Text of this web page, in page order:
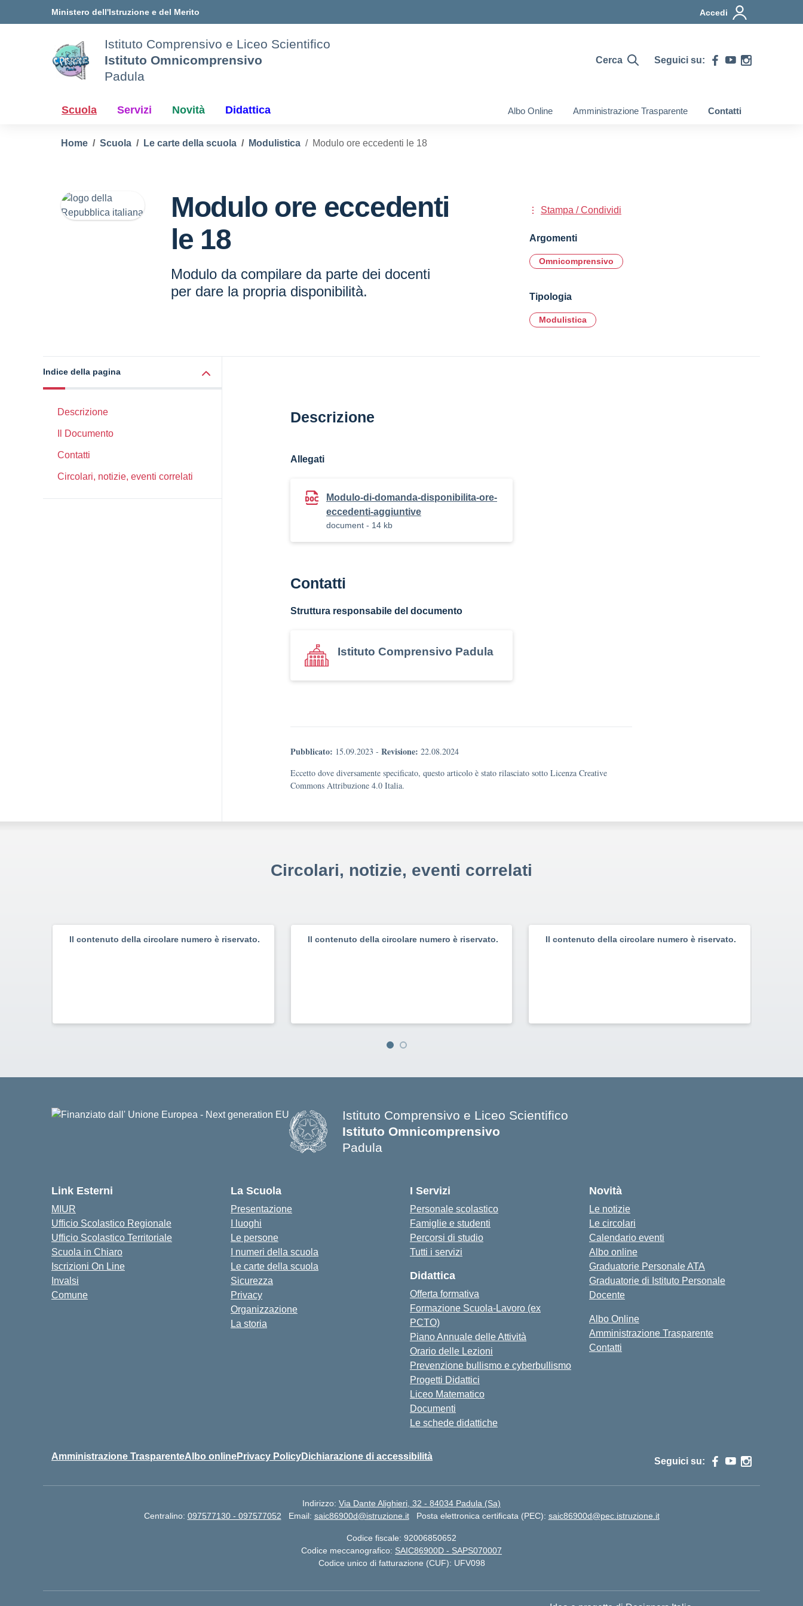
Ministero dell'Istruzione e del Merito Accedi
Istituto Comprensivo e Liceo Scientifico
Istituto Omnicomprensivo
Padula
Cerca Seguici su:
Scuola Servizi Novità Didattica Albo Online Amministrazione Trasparente Contatti
Home Scuola Le carte della scuola Modulistica Modulo ore eccedenti le 18
Modulo ore eccedenti
le 18
Modulo da compilare da parte dei docenti
per dare la propria disponibilità.
Stampa / Condividi
Argomenti
Omnicomprensivo
Tipologia
Modulistica
Indice della pagina
Descrizione
Il Documento
Contatti
Circolari, notizie, eventi correlati
Descrizione
Allegati
Modulo-di-domanda-disponibilita-ore-
eccedenti-aggiuntive
document - 14 kb
Contatti
Struttura responsabile del documento
Istituto Comprensivo Padula
Pubblicato: 15.09.2023 - Revisione: 22.08.2024
Eccetto dove diversamente specificato, questo articolo è stato rilasciato sotto Licenza Creative
Commons Attribuzione 4.0 Italia.
Circolari, notizie, eventi correlati
Il contenuto della circolare numero è riservato. Il contenuto della circolare numero è riservato. Il contenuto della circolare numero è riservato.
Istituto Comprensivo e Liceo Scientifico
Istituto Omnicomprensivo
Padula
Link Esterni
MIUR
Ufficio Scolastico Regionale
Ufficio Scolastico Territoriale
Scuola in Chiaro
Iscrizioni On Line
Invalsi
Comune
La Scuola
Presentazione
I luoghi
Le persone
I numeri della scuola
Le carte della scuola
Sicurezza
Privacy
Organizzazione
La storia
I Servizi
Personale scolastico
Famiglie e studenti
Percorsi di studio
Tutti i servizi
Didattica
Offerta formativa
Formazione Scuola-Lavoro (ex
PCTO)
Piano Annuale delle Attività
Orario delle Lezioni
Prevenzione bullismo e cyberbullismo
Progetti Didattici
Liceo Matematico
Documenti
Le schede didattiche
Novità
Le notizie
Le circolari
Calendario eventi
Albo online
Graduatorie Personale ATA
Graduatorie di Istituto Personale
Docente
Albo Online
Amministrazione Trasparente
Contatti
Amministrazione TrasparenteAlbo onlinePrivacy PolicyDichiarazione di accessibilità Seguici su:
Indirizzo: Via Dante Alighieri, 32 - 84034 Padula (Sa)
Centralino: 097577130 - 097577052 Email: saic86900d@istruzione.it Posta elettronica certificata (PEC): saic86900d@pec.istruzione.it
Codice fiscale: 92006850652
Codice meccanografico: SAIC86900D - SAPS070007
Codice unico di fatturazione (CUF): UFV098